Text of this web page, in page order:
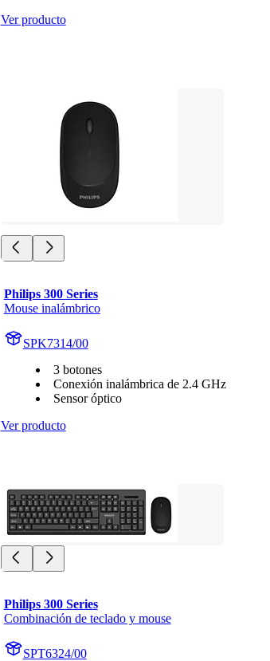
Ver producto
Philips 300 Series
Mouse inalámbrico
SPK7314/00
3 botones
Conexión inalámbrica de 2.4 GHz
Sensor óptico
Ver producto
Philips 300 Series
Combinación de teclado y mouse
SPT6324/00